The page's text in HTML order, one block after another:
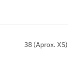
38 (Aprox. XS)